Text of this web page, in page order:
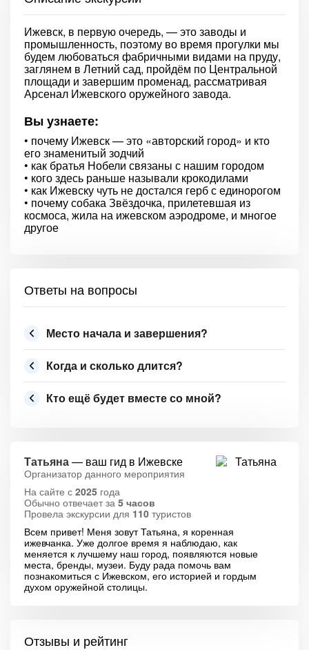
Ижевск, в первую очередь, — это заводы и
промышленность, поэтому во время прогулки мы
будем любоваться фабричными видами на пруду,
заглянем в Летний сад, пройдём по Центральной
площади и завершим променад, рассматривая
Арсенал Ижевского оружейного завода.
Вы узнаете:
• почему Ижевск — это «авторский город» и кто
его знаменитый зодчий
• как братья Нобели связаны с нашим городом
• кого здесь раньше называли крокодилами
• как Ижевску чуть не достался герб с единорогом
• почему собака Звёздочка, прилетевшая из
космоса, жила на ижевском аэродроме, и многое
другое
Ответы на вопросы
Место начала и завершения?
Когда и сколько длится?
Кто ещё будет вместе со мной?
Татьяна— ваш гид в Ижевске
Организатор данного мероприятия
На сайте с 2025 года
Обычно отвечает за 5 часов
Провела экскурсии для 110 туристов
Всем привет! Меня зовут Татьяна, я коренная
ижевчанка. Уже долгое время я наблюдаю, как
меняется к лучшему наш город, появляются новые
места, бренды, музеи. Буду рада помочь вам
познакомиться с Ижевском, его историей и гордым
духом оружейной столицы.
Отзывы и рейтинг